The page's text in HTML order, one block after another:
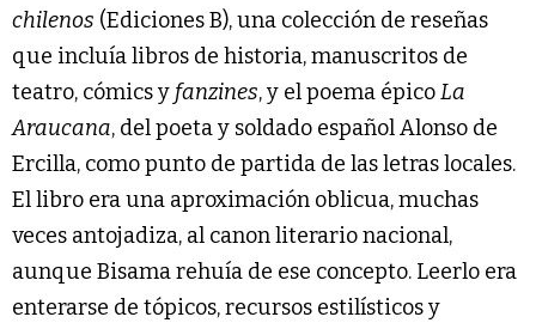
chilenos (Ediciones B), una colección de reseñas
que incluía libros de historia, manuscritos de
teatro, cómics y fanzines, y el poema épicoLa
Araucana, del poeta y soldado español Alonso de
Ercilla, como punto de partida de las letras locales.
El libro era una aproximación oblicua, muchas
veces antojadiza, al canon literario nacional,
aunque Bisama rehuía de ese concepto. Leerlo era
enterarse de tópicos, recursos estilísticos y